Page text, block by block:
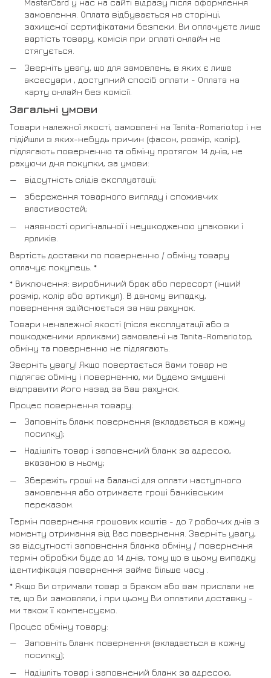
замовлення. Оплата відбувається на сторінці,
захищеної сертифікатами безпеки. Ви оплачуєте лише
вартість товару, комісія при оплаті онлайн не
стягується.
Зверніть увагу, що для замовлень, в яких є лише
аксесуари , доступний спосіб оплати - Оплата на
карту онлайн без комісії.
Загальні умови
Товари належної якості, замовлені на Tanita-Romario.top і не
підійшли з яких-небудь причин (фасон, розмір, колір),
підлягають поверненню та обміну протягом 14 днів, не
рахуючи дня покупки, за умови:
відсутність слідів експлуатації;
збереження товарного вигляду і споживчих
властивостей;
наявності оригінальної і неушкодженою упаковки і
ярликів.
Вартість доставки по поверненню / обміну товару
оплачує покупець. *
* Виключення: виробничий брак або пересорт (інший
розмір, колір або артикул). В даному випадку,
повернення здійснюється за наш рахунок.
Товари неналежної якості (після експлуатації або з
пошкодженими ярликами) замовлені на Tanita-Romario.top,
обміну та поверненню не підлягають.
Зверніть увагу! Якщо повертається Вами товар не
підлягає обміну і поверненню, ми будемо змушені
відправити його назад за Ваш рахунок.
Процес повернення товару:
Заповніть бланк повернення (вкладається в кожну
посилку);
Надішліть товар і заповнений бланк за адресою,
вказаною в ньому;
Збережіть гроші на балансі для оплати наступного
замовлення або отримаєте гроші банківським
переказом.
Термін повернення грошових коштів - до 7 робочих днів з
моменту отримання від Вас повернення. Зверніть увагу,
за відсутності заповнення бланка обміну / повернення
термін обробки буде до 14 днів, тому що в цьому випадку
ідентифікація повернення займе більше часу .
* Якщо Ви отримали товар з браком або вам прислали не
те, що Ви замовляли, і при цьому Ви оплатили доставку -
ми також її компенсуємо.
Процес обміну товару:
Заповніть бланк повернення (вкладається в кожну
посилку);
Надішліть товар і заповнений бланк за адресою,